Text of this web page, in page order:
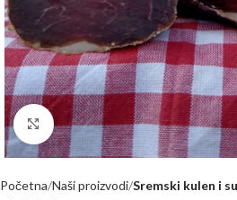
Kliknite za uvećanje
Početna Naši proizvodi Sremski kulen i